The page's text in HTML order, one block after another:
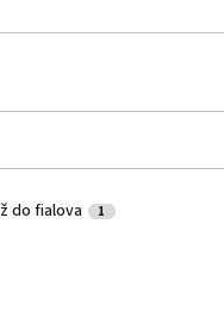
do fialova 1